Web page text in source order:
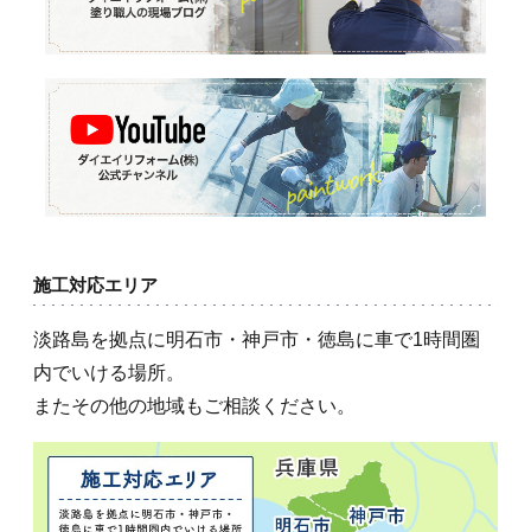
施工対応エリア
淡路島を拠点に明石市・神戸市・徳島に車で1時間圏
内でいける場所。
またその他の地域もご相談ください。